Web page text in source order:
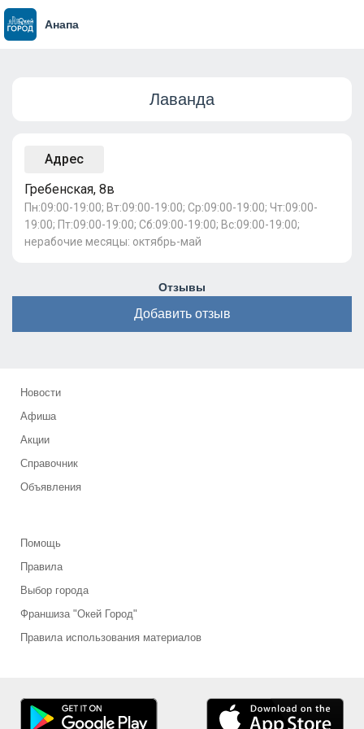
Анапа
Лаванда
Адрес
Гребенская, 8в
Пн:09:00-19:00; Вт:09:00-19:00; Ср:09:00-19:00; Чт:09:00-
19:00; Пт:09:00-19:00; Сб:09:00-19:00; Вс:09:00-19:00;
нерабочие месяцы: октябрь-май
Отзывы
Добавить отзыв
Новости
Афиша
Акции
Справочник
Объявления
Помощь
Правила
Выбор города
Франшиза "Окей Город"
Правила использования материалов